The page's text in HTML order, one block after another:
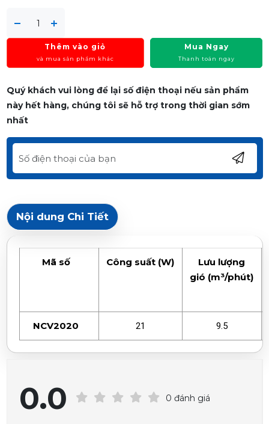
Thêm vào giỏ
và mua sản phẩm khác
Mua Ngay
Thanh toán ngay
Quý khách vui lòng để lại số điện thoại nếu sản phẩm
này hết hàng, chúng tôi sẽ hỗ trợ trong thời gian sớm
nhất
Nội dung Chi Tiết
Mã số Công suất (W)
Lưu lượng
gió (m³/phút)
NCV2020 21 9.5
0.0 0 đánh giá